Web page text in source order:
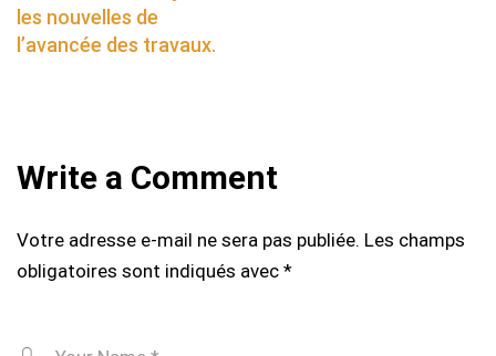
les nouvelles de
l’avancée des travaux.
Write a Comment
Votre adresse e-mail ne sera pas publiée. Les champs
obligatoires sont indiqués avec *